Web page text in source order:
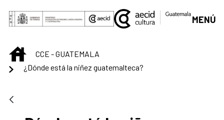
Saltar al contenido principal
MENÚ
INICIOCCE - GUATEMALA
¿Dónde está la niñez guatemalteca?